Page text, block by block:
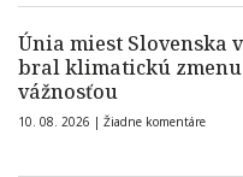
Únia miest Slovenska
bral klimatickú
vážnosťou
10. 08. 2026 | Žiadne komentáre